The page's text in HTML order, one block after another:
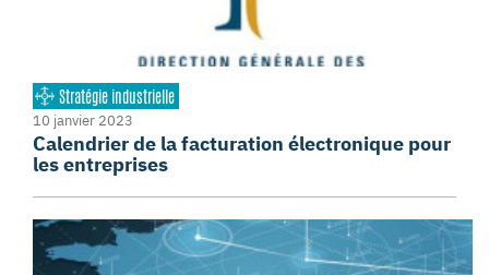
Stratégie industrielle
10 janvier 2023
Calendrier de la facturation électronique pour
les entreprises